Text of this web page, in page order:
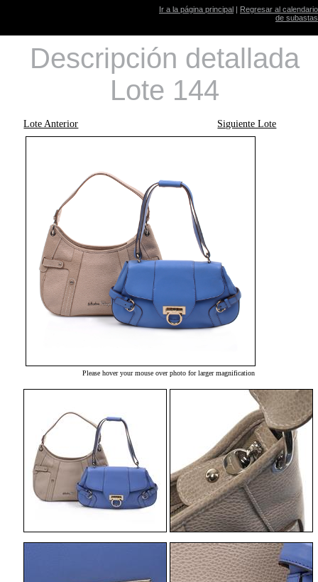
Ir a la página principal | Regresar al calendario
de subastas
Descripción detallada
Lote 144
Lote Anterior Siguiente Lote
Please hover your mouse over photo for larger magnification